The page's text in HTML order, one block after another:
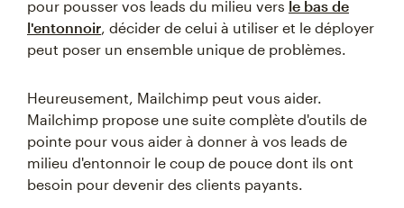
pour pousser vos leads du milieu vers le bas de
l'entonnoir, décider de celui à utiliser et le déployer
peut poser un ensemble unique de problèmes.
Heureusement, Mailchimp peut vous aider.
Mailchimp propose une suite complète d'outils de
pointe pour vous aider à donner à vos leads de
milieu d'entonnoir le coup de pouce dont ils ont
besoin pour devenir des clients payants.